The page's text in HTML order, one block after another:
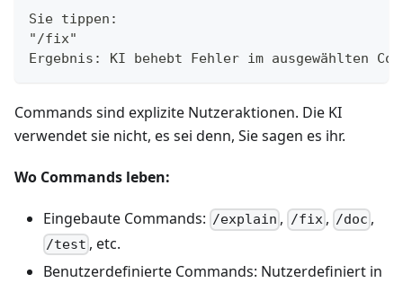
Sie tippen:
"/fix"
Ergebnis: KI behebt Fehler im ausgewählten
Commands sind explizite Nutzeraktionen. Die KI
verwendet sie nicht, es sei denn, Sie sagen es ihr.
Wo Commands leben:
Eingebaute Commands: /explain , /fix, /doc ,
/test , etc.
Benutzerdefinierte Commands: Nutzerdefiniert in